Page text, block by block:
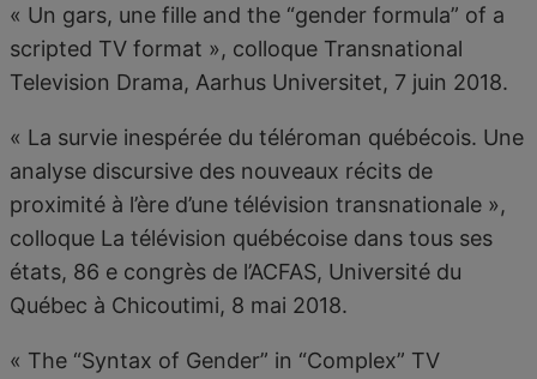
« Un gars, une fille and the “gender formula” of a
scripted TV format », colloque Transnational
Television Drama, Aarhus Universitet, 7 juin 2018.
« La survie inespérée du téléroman québécois. Une
analyse discursive des nouveaux récits de
proximité à l’ère d’une télévision transnationale »,
colloque La télévision québécoise dans tous ses
états, 86 e congrès de l’ACFAS, Université du
Québec à Chicoutimi, 8 mai 2018.
« The “Syntax of Gender” in “Complex” TV